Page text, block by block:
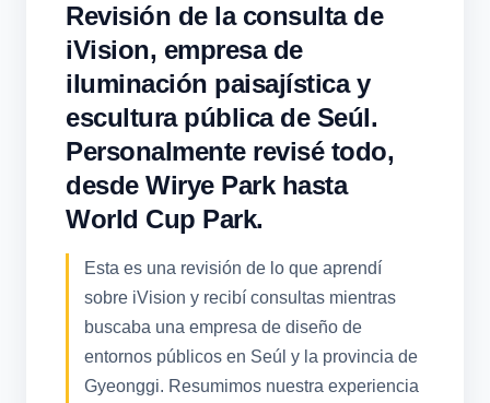
Revisión de la consulta de
iVision, empresa de
iluminación paisajística y
escultura pública de Seúl.
Personalmente revisé todo,
desde Wirye Park hasta
World Cup Park.
Esta es una revisión de lo que aprendí
sobre iVision y recibí consultas mientras
buscaba una empresa de diseño de
entornos públicos en Seúl y la provincia de
Gyeonggi. Resumimos nuestra experiencia